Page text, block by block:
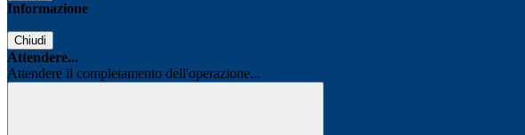
Informazione
Chiudi
Attendere...
Attendere il completamento dell'operazione...